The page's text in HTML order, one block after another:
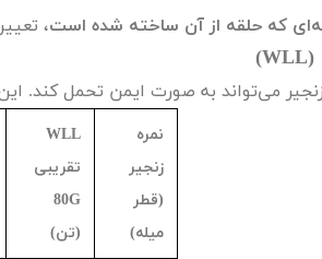
که حلقه از آن ساخته شده است،
(
WLL
)
می‌تواند به صورت ایمن تحمل کند.
نمره
زنجیر
(قطر
میله)
WLL
تقریبی
G
80
(تن)